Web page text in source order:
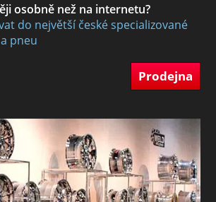
osobně než na internetu?
do největší české specializované
pneu
Prodejna